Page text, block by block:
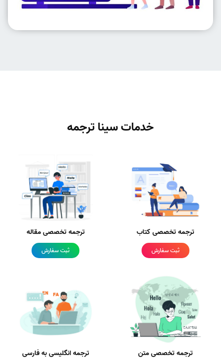
خدمات سینا ترجمه
ترجمه تخصصی کتاب
ثبت سفارش
ترجمه تخصصی مقاله
ثبت سفارش
ترجمه تخصصی متن ترجمه انگلیسی به فارسی